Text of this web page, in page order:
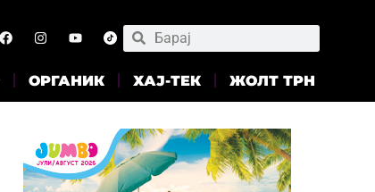
ОРГАНИК ХАЈ-ТЕК ЖОЛТ ТРН